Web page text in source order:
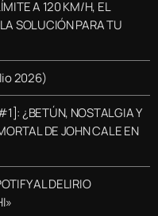
A 120 KM/H, EL
SOLUCIÓN PARA TU
2026)
¿BETÚN, NOSTALGIA Y
DE JOHN CALE EN
AL DELIRIO